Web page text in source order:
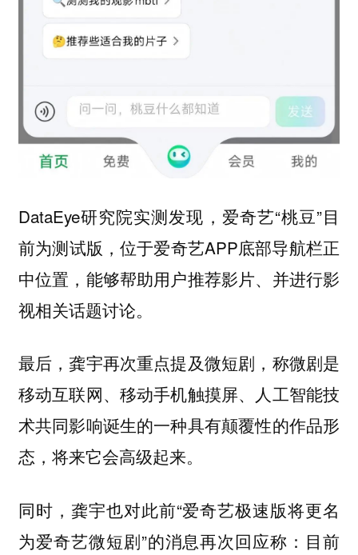
DataEye研究院实测发现，爱奇艺“桃豆”目
前为测试版，位于爱奇艺APP底部导航栏正
中位置，能够帮助用户推荐影片、并进行影
视相关话题讨论。
最后，龚宇再次重点提及微短剧， 称微剧是
移动互联网、移动手机触摸屏、人工智能技
术共同影响诞生的一种具有颠覆性的作品形
态， 将来它会高级起来。
同时，龚宇也对此前“爱奇艺极速版将更名
为爱奇艺微短剧”的消息再次回应称：目前